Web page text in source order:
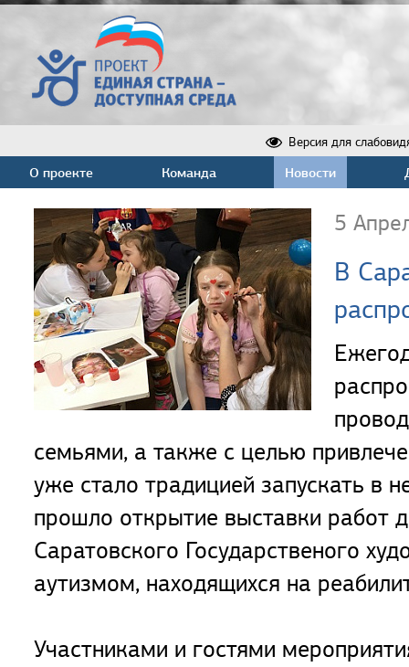
Версия для
О проекте Команда Новости
5
В
семьями, а также с целью
уже стало традицией запускать в
прошло открытие выставки работ
Саратовского Государственого
аутизмом, находящихся на
Участниками и гостями